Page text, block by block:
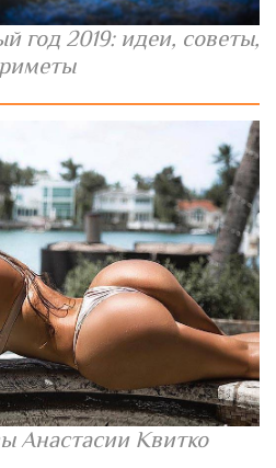
год 2019: идеи, советы,
Анастасии Квитко